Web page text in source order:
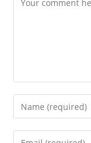
Enter
your
name
Enter